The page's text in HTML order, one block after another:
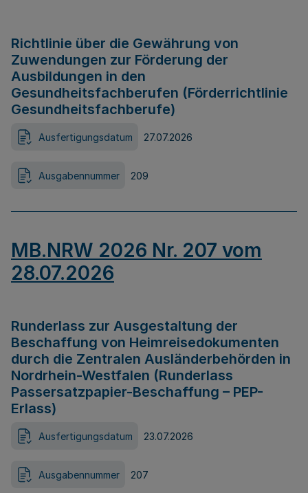
Richtlinie über die Gewährung von
Zuwendungen zur Förderung der
Ausbildungen in den
Gesundheitsfachberufen (Förderrichtlinie
Gesundheitsfachberufe)
Ausfertigungsdatum 27.07.2026
Ausgabennummer 209
MB.NRW 2026 Nr. 207 vom
28.07.2026
Runderlass zur Ausgestaltung der
Beschaffung von Heimreisedokumenten
durch die Zentralen Ausländerbehörden in
Nordrhein-Westfalen (Runderlass
Passersatzpapier-Beschaffung – PEP-
Erlass)
Ausfertigungsdatum 23.07.2026
Ausgabennummer 207